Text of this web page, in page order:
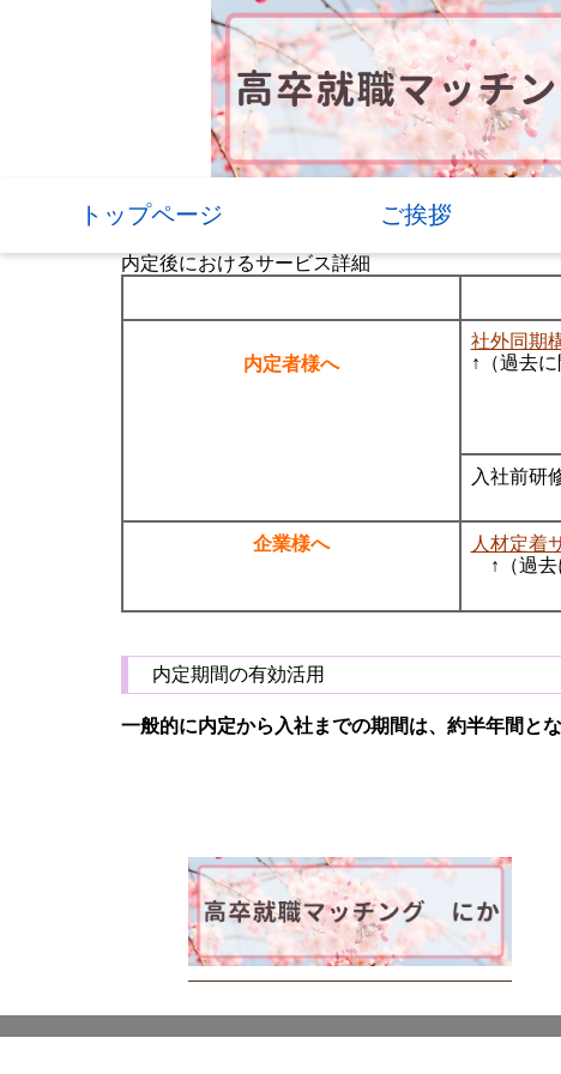
トップページ ご挨拶
内定後におけるサービス詳細
内定者様へ
社外同期
↑（過去
入社前研
企業様へ 人材定着
↑ （過
内定期間の有効活用
一般的に内定から入社までの期間は、約半年間とな